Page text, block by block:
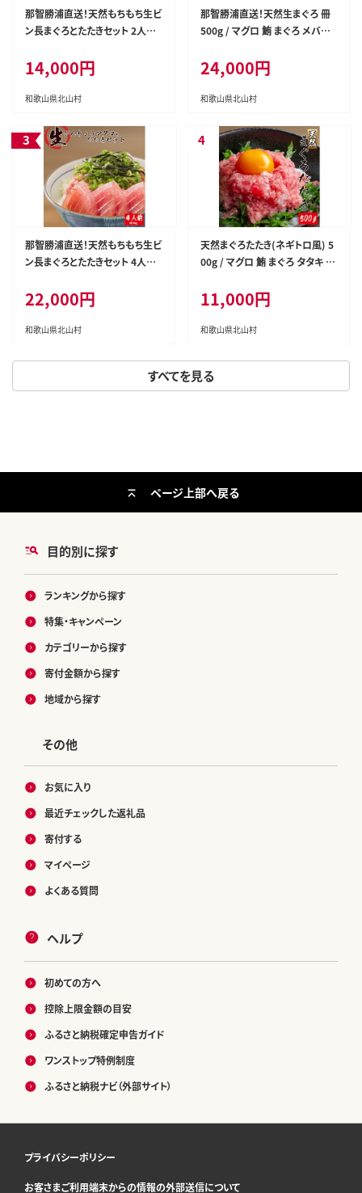
すべてを見る
那智勝浦直送！天然もちもち生ビ
ン長まぐろとたたきセット 2人前
魚 海鮮 海鮮丼【uot804】
14,000円
和歌山県北山村
那智勝浦直送！天然生まぐろ 冊
500g / マグロ 鮪 まぐろ メバチ
806】
24,000円
和歌山県北山村
那智勝浦直送！天然もちもち生ビ
ン長まぐろとたたきセット 4人前
魚 海鮮 海鮮丼【uot805】
22,000円
和歌山県北山村
天然まぐろたたき(ネギトロ風) 5
00g / マグロ 鮪 まぐろ タタキ 魚
11,000円
和歌山県北山村
目的別に探す
ランキングから探す
特集・キャンペーン
カテゴリーから探す
寄付金額から探す
地域から探す
その他
お気に入り
最近チェックした返礼品
寄付する
マイページ
よくある質問
ヘルプ
初めての方へ
控除上限金額の目安
ふるさと納税確定申告ガイド
ワンストップ特例制度
ふるさと納税ナビ（外部サイト）
ページ上部へ戻る
プライバシーポリシー
お客さまご利用端末からの情報の外部送信について